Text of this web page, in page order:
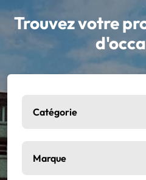
Trouvez votre
Catégorie
Marque